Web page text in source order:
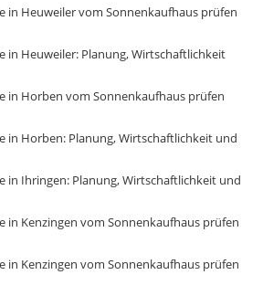
in Heuweiler vom Sonnenkaufhaus prüfen
in Heuweiler: Planung, Wirtschaftlichkeit
in Horben vom Sonnenkaufhaus prüfen
in Horben: Planung, Wirtschaftlichkeit und
in Ihringen: Planung, Wirtschaftlichkeit und
in Kenzingen vom Sonnenkaufhaus prüfen
in Kenzingen vom Sonnenkaufhaus prüfen